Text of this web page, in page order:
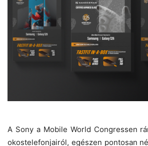
A Sony a Mobile World Congressen
okostelefonjairól, egészen pontosan